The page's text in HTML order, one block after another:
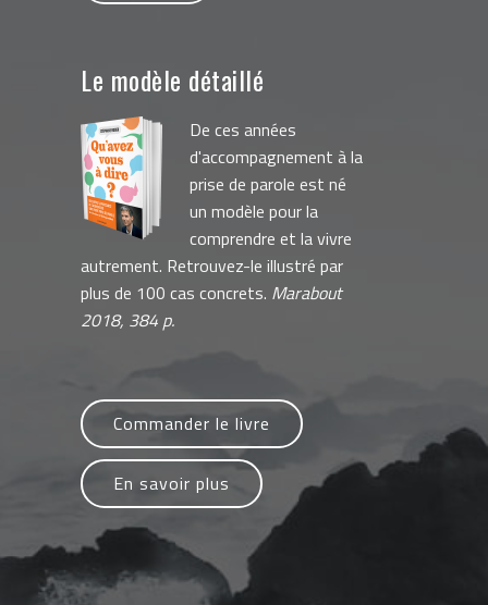
Le modèle détaillé
De ces années
d'accompagnement à la
prise de parole est né
un modèle pour la
comprendre et la vivre
autrement. Retrouvez-le illustré par
plus de 100 cas concrets. Marabout
2018, 384 p.
Commander le livre
En savoir plus